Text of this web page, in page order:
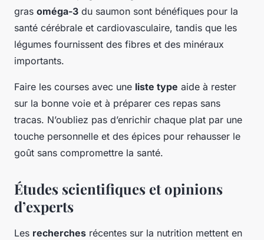
gras oméga-3 du saumon sont bénéfiques pour la
santé cérébrale et cardiovasculaire, tandis que les
légumes fournissent des fibres et des minéraux
importants.
Faire les courses avec une liste type aide à rester
sur la bonne voie et à préparer ces repas sans
tracas. N’oubliez pas d’enrichir chaque plat par une
touche personnelle et des épices pour rehausser le
goût sans compromettre la santé.
Études scientifiques et opinions
d’experts
Les recherches récentes sur la nutrition mettent en